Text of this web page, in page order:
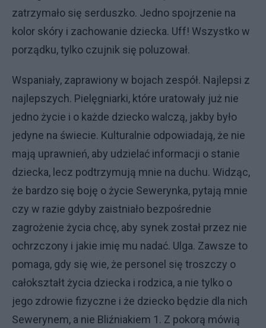
zatrzymało się serduszko. Jedno spojrzenie na
kolor skóry i zachowanie dziecka. Uff! Wszystko w
porządku, tylko czujnik się poluzował.
Wspaniały, zaprawiony w bojach zespół. Najlepsi z
najlepszych. Pielęgniarki, które uratowały już nie
jedno życie i o każde dziecko walczą, jakby było
jedyne na świecie. Kulturalnie odpowiadają, że nie
mają uprawnień, aby udzielać informacji o stanie
dziecka, lecz podtrzymują mnie na duchu. Widząc,
że bardzo się boję o życie Sewerynka, pytają mnie
czy w razie gdyby zaistniało bezpośrednie
zagrożenie życia chcę, aby synek został przez nie
ochrzczony i jakie imię mu nadać. Ulga. Zawsze to
pomaga, gdy się wie, że personel się troszczy o
całokształt życia dziecka i rodzica, a nie tylko o
jego zdrowie fizyczne i że dziecko będzie dla nich
Sewerynem, a nie Bliźniakiem 1. Z pokorą mówią